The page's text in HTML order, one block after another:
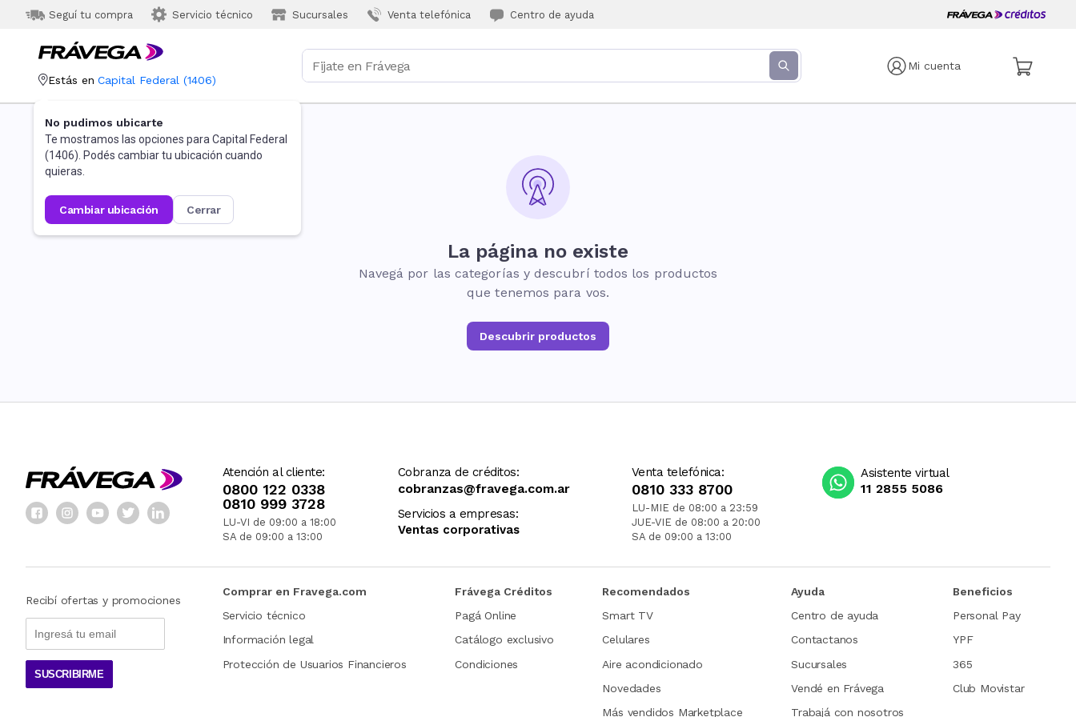
Seguí tu compra Servicio técnico Sucursales Venta telefónica Centro de ayuda
Mi cuenta
Estás en Capital Federal (1406)
No pudimos ubicarte
Te mostramos las opciones para Capital Federal
(1406). Podés cambiar tu ubicación cuando
quieras.
cambiar ubicación cerrar
La página no existe
Navegá por las categorías y descubrí todos los productos
que tenemos para vos.
Descubrir productos
Atención al cliente:
0800 122 0338
0810 999 3728
LU-VI de 09:00 a 18:00
SA de 09:00 a 13:00
Cobranza de créditos:
cobranzas@fravega.com.ar
Servicios a empresas:
Ventas corporativas
Venta telefónica:
0810 333 8700
LU-MIE de 08:00 a 23:59
JUE-VIE de 08:00 a 20:00
SA de 09:00 a 13:00
Asistente virtual
11 2855 5086
Recibí ofertas y promociones
SUSCRIBIRME
Comprar en Fravega.com
Servicio técnico
Información legal
Protección de Usuarios Financieros
Frávega Créditos
Pagá Online
Catálogo exclusivo
Condiciones
Recomendados
Smart TV
Celulares
Aire acondicionado
Novedades
Más vendidos Marketplace
Ayuda
Centro de ayuda
Contactanos
Sucursales
Vendé en Frávega
Trabajá con nosotros
Beneficios
Personal Pay
YPF
365
Club Movistar